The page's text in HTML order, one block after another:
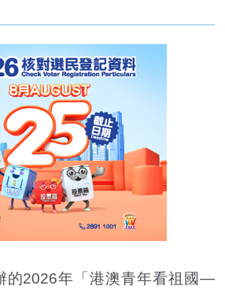
的2026年「港澳青年看祖國—